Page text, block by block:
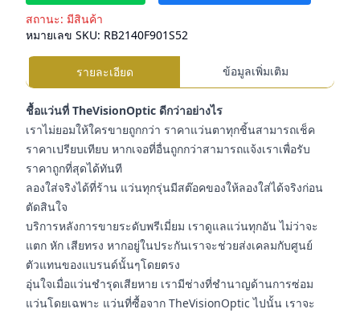
สถานะ: มีสินค้า
หมายเลข SKU: RB2140F901S52
รายละเอียด ข้อมูลเพิ่มเติม
ชื้อแว่นที่ TheVisionOptic ดีกว่าอย่างไร
เราไม่ยอมให้ใครขายถูกกว่า ราคาแว่นตาทุกชิ้นสามารถเช็ค
ราคาเปรียบเทียบ หากเจอที่อื่นถูกกว่าสามารถแจ้งเราเพื่อรับ
ราคาถูกที่สุดได้ทันที
ลองใส่จริงได้ที่ร้าน แว่นทุกรุ่นมีสต๊อคของให้ลองใส่ได้จริงก่อน
ตัดสินใจ
บริการหลังการขายระดับพรีเมี่ยม เราดูแลแว่นทุกอัน ไม่ว่าจะ
แตก หัก เสียทรง หากอยู่ในประกันเราจะช่วยส่งเคลมกับศูนย์
ตัวแทนของแบรนด์นั้นๆโดยตรง
อุ่นใจเมื่อแว่นชำรุดเสียหาย เรามีช่างที่ชำนาญด้านการซ่อม
แว่นโดยเฉพาะ แว่นที่ซื้อจาก TheVisionOptic ไปนั้น เราจะ